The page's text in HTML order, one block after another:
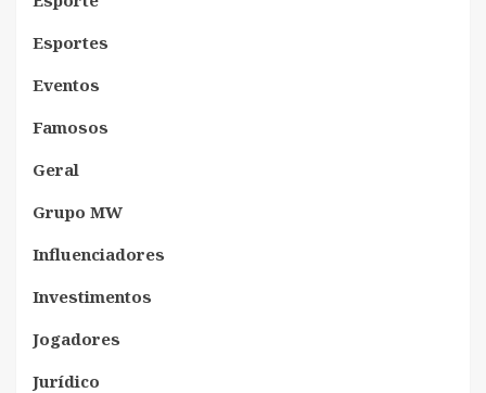
Esportes
Eventos
Famosos
Geral
Grupo MW
Influenciadores
Investimentos
Jogadores
Jurídico